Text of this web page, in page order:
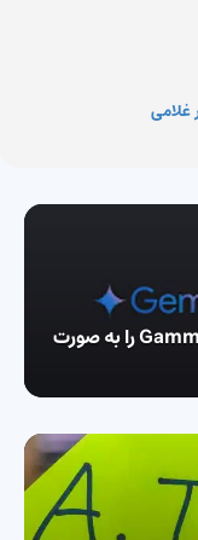
گوگل مدل‌های Gemini 1.5 pro و Gamma 2 را به صورت